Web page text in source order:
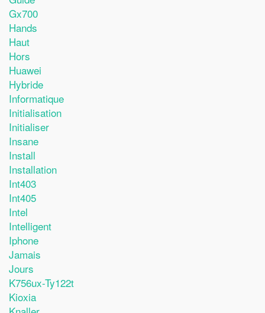
Gx700
Hands
Haut
Hors
Huawei
Hybride
Informatique
Initialisation
Initialiser
Insane
Install
Installation
Int403
Int405
Intel
Intelligent
Iphone
Jamais
Jours
K756ux-Ty122t
Kioxia